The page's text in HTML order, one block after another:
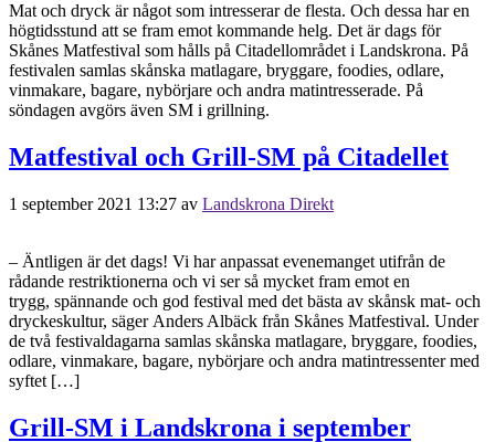
Mat och dryck är något som intresserar de flesta. Och dessa har en
högtidsstund att se fram emot kommande helg. Det är dags för
Skånes Matfestival som hålls på Citadellområdet i Landskrona. På
festivalen samlas skånska matlagare, bryggare, foodies, odlare,
vinmakare, bagare, nybörjare och andra matintresserade. På
söndagen avgörs även SM i grillning.
Matfestival och Grill-SM på Citadellet
1 september 2021 13:27 av Landskrona Direkt
– Äntligen är det dags! Vi har anpassat evenemanget utifrån de
rådande restriktionerna och vi ser så mycket fram emot en
trygg, spännande och god festival med det bästa av skånsk mat- och
dryckeskultur, säger Anders Albäck från Skånes Matfestival. Under
de två festivaldagarna samlas skånska matlagare, bryggare, foodies,
odlare, vinmakare, bagare, nybörjare och andra matintressenter med
syftet […]
Grill-SM i Landskrona i september